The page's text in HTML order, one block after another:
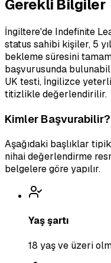
Gerekli Bilgiler
İngiltere'de Indefinite
status sahibi kişiler, 5
bekleme süresini
başvurusunda
UK testi, İngilizce
titizlikle değerlendirilir.
Kimler Başvurabilir?
Aşağıdaki başlıklar
nihai değerlendirme
belgelere göre yapılır.
Yaş şartı
18 yaş ve üzeri